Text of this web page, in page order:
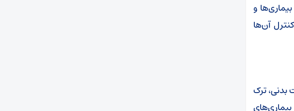
و
آن‌ها
بدنی، ترک